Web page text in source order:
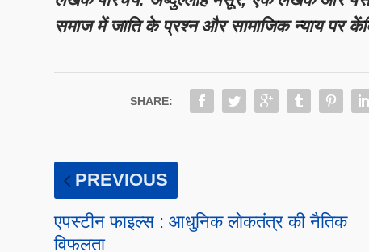
समाज में जाति के प्रश्न और सामाजिक न्याय पर
SHARE:
PREVIOUS
एपस्टीन फाइल्स : आधुनिक लोकतंत्र की नैतिक
विफलता